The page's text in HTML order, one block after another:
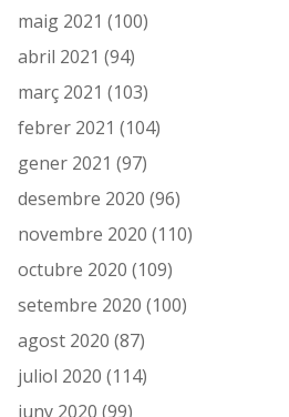
maig 2021 (100)
abril 2021 (94)
març 2021 (103)
febrer 2021 (104)
gener 2021 (97)
desembre 2020 (96)
novembre 2020 (110)
octubre 2020 (109)
setembre 2020 (100)
agost 2020 (87)
juliol 2020 (114)
juny 2020 (99)